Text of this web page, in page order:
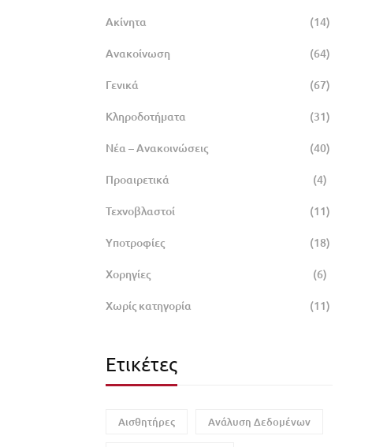
Ακίνητα (14)
Ανακοίνωση (64)
Γενικά (67)
Κληροδοτήματα (31)
Νέα – Ανακοινώσεις (40)
Προαιρετικά (4)
Τεχνοβλαστοί (11)
Υποτροφίες (18)
Χορηγίες (6)
Χωρίς κατηγορία (11)
Ετικέτες
Αισθητήρες Ανάλυση Δεδομένων